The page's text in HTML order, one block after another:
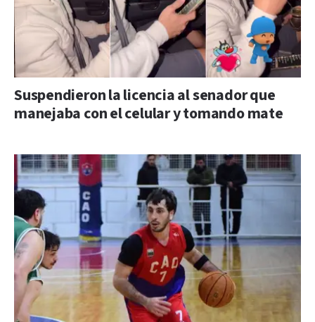
Suspendieron la licencia al senador que
manejaba con el celular y tomando mate